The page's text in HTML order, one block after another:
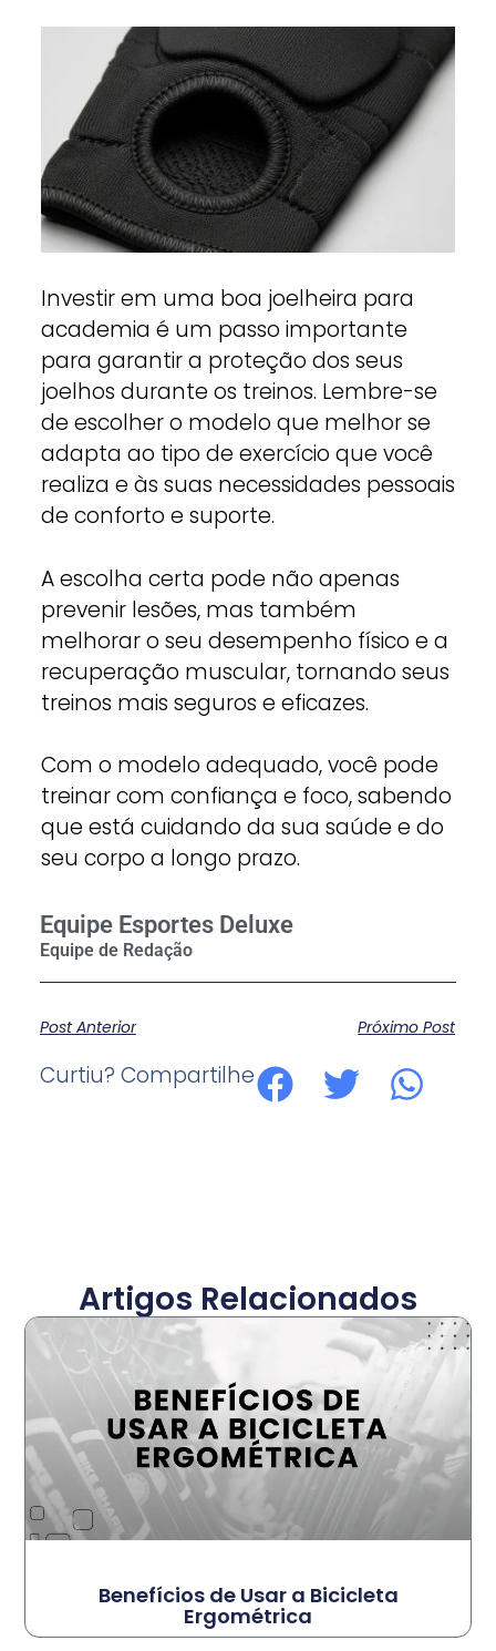
Investir em uma boa joelheira para
academia é um passo importante
para garantir a proteção dos seus
joelhos durante os treinos. Lembre-se
de escolher o modelo que melhor se
adapta ao tipo de exercício que você
realiza e às suas necessidades pessoais
de conforto e suporte.
A escolha certa pode não apenas
prevenir lesões, mas também
melhorar o seu desempenho físico e a
recuperação muscular, tornando seus
treinos mais seguros e eficazes.
Com o modelo adequado, você pode
treinar com confiança e foco, sabendo
que está cuidando da sua saúde e do
seu corpo a longo prazo.
Equipe Esportes Deluxe
Post Anterior Próximo Post
Curtiu? Compartilhe
Artigos Relacionados
Benefícios de Usar a Bicicleta
Ergométrica